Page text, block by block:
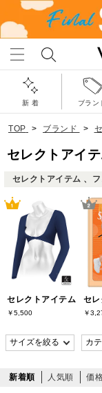
新 着 ブラン
TOP > ブランド >
セレクトアイ
セレクトアイテム 、
セレクトアイテム
￥5,500
セレ
￥
新着順 人気順 価